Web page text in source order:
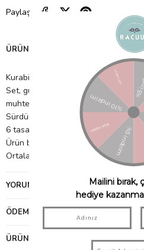
Paylaş
ÜRÜN ÖZELLIKLERI
Kurabiye kalıpları paslanmaz
Set, gümüş holografik folyo ile kaplı
muhteşem bir Cadılar Bayramı
Sürdürülebilir FSC kağıdı
6 tasarımlı 6'lı paket
Ürün boyutları:
Ortalama yükseklik: 5,4 cm,
YORUMLAR
ÖDEME SEÇENEKLERI
ÜRÜN ÖNERILERI